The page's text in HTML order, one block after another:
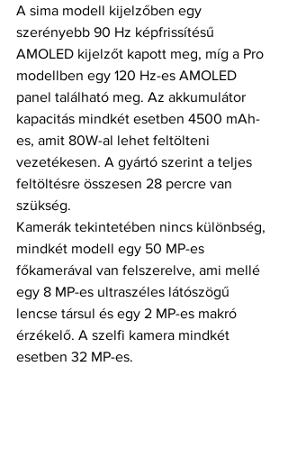
A sima modell kijelzőben egy
szerényebb 90 Hz képfrissítésű
AMOLED kijelzőt kapott meg, míg a Pro
modellben egy 120 Hz-es AMOLED
panel található meg. Az akkumulátor
kapacitás mindkét esetben 4500 mAh-
es, amit 80W-al lehet feltölteni
vezetékesen. A gyártó szerint a teljes
feltöltésre összesen 28 percre van
szükség.
Kamerák tekintetében nincs különbség,
mindkét modell egy 50 MP-es
főkamerával van felszerelve, ami mellé
egy 8 MP-es ultraszéles látószögű
lencse társul és egy 2 MP-es makró
érzékelő. A szelfi kamera mindkét
esetben 32 MP-es.